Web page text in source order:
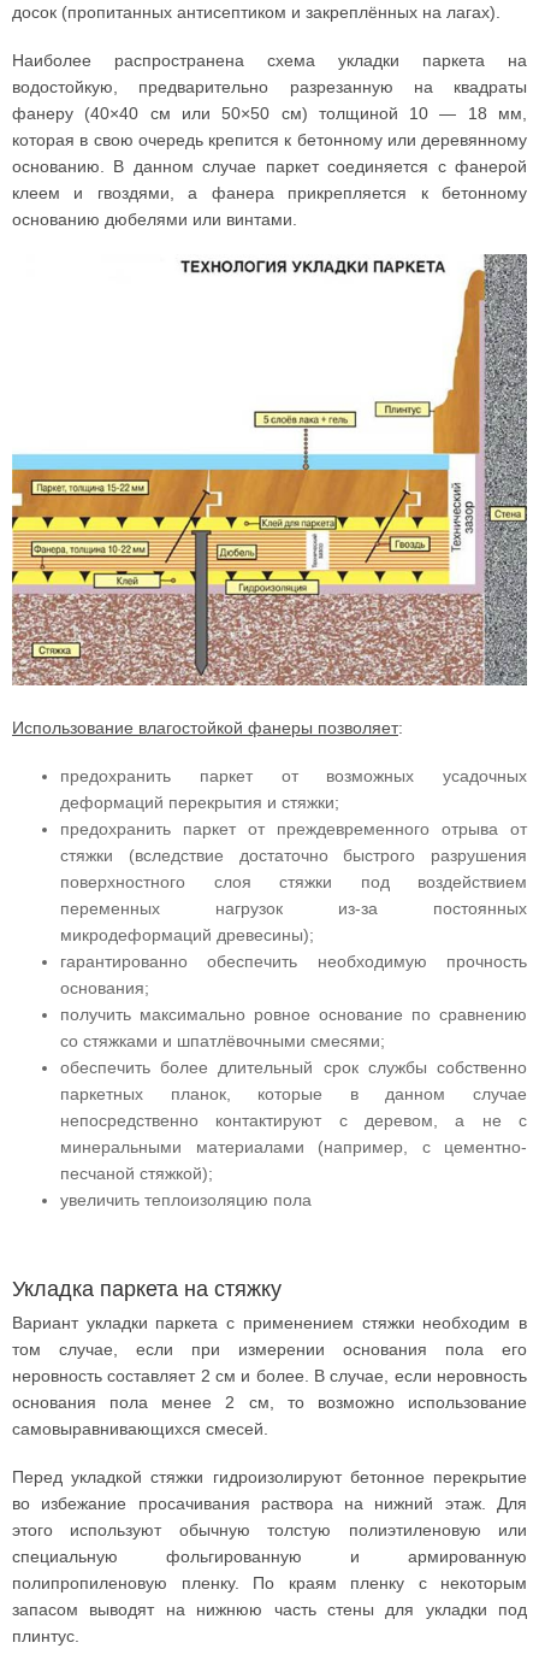
досок (пропитанных антисептиком и закреплённых на лагах).
Наиболее распространена схема укладки паркета на
водостойкую, предварительно разрезанную на квадраты
фанеру (40×40 см или 50×50 см) толщиной 10 — 18 мм,
которая в свою очередь крепится к бетонному или деревянному
основанию. В данном случае паркет соединяется с фанерой
клеем и гвоздями, а фанера прикрепляется к бетонному
основанию дюбелями или винтами.
Использование влагостойкой фанеры позволяет:
предохранить паркет от возможных усадочных
деформаций перекрытия и стяжки;
предохранить паркет от преждевременного отрыва от
стяжки (вследствие достаточно быстрого разрушения
поверхностного слоя стяжки под воздействием
переменных нагрузок из-за постоянных
микродеформаций древесины);
гарантированно обеспечить необходимую прочность
основания;
получить максимально ровное основание по сравнению
со стяжками и шпатлёвочными смесями;
обеспечить более длительный срок службы собственно
паркетных планок, которые в данном случае
непосредственно контактируют с деревом, а не с
минеральными материалами (например, с цементно-
песчаной стяжкой);
увеличить теплоизоляцию пола
Укладка паркета на стяжку
Вариант укладки паркета с применением стяжки необходим в
том случае, если при измерении основания пола его
неровность составляет 2 см и более. В случае, если неровность
основания пола менее 2 см, то возможно использование
самовыравнивающихся смесей.
Перед укладкой стяжки гидроизолируют бетонное перекрытие
во избежание просачивания раствора на нижний этаж. Для
этого используют обычную толстую полиэтиленовую или
специальную фольгированную и армированную
полипропиленовую пленку. По краям пленку с некоторым
запасом выводят на нижнюю часть стены для укладки под
плинтус.